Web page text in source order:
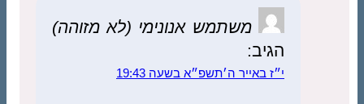
משתמש אנונימי (לא מזוהה)
הגיב:
י״ז באייר ה׳תשפ״א בשעה 19:43